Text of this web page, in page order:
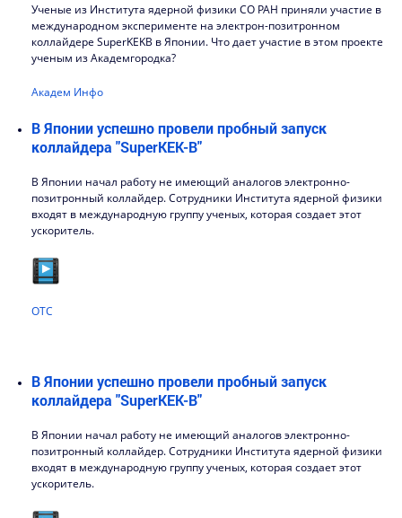
Ученые из Института ядерной физики СО РАН приняли участие в
международном эксперименте на электрон-позитронном
коллайдере SuperKEKB в Японии. Что дает участие в этом проекте
ученым из Академгородка?
Академ Инфо
В Японии успешно провели пробный запуск
коллайдера "SuperKEK-B"
В Японии начал работу не имеющий аналогов электронно-
позитронный коллайдер. Сотрудники Института ядерной физики
входят в международную группу ученых, которая создает этот
ускоритель.
ОТС
В Японии успешно провели пробный запуск
коллайдера "SuperKEK-B"
В Японии начал работу не имеющий аналогов электронно-
позитронный коллайдер. Сотрудники Института ядерной физики
входят в международную группу ученых, которая создает этот
ускоритель.